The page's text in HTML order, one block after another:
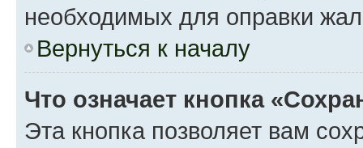
необходимых для оправки
Вернуться к началу
Что означает кнопка
Эта кнопка позволяет вам